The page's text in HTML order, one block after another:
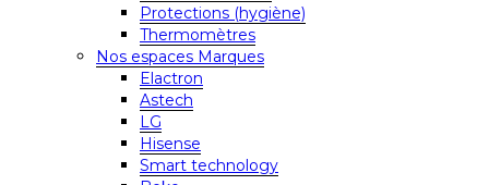
Protections (hygiène)
Thermomètres
Nos espaces Marques
Elactron
Astech
LG
Hisense
Smart technology